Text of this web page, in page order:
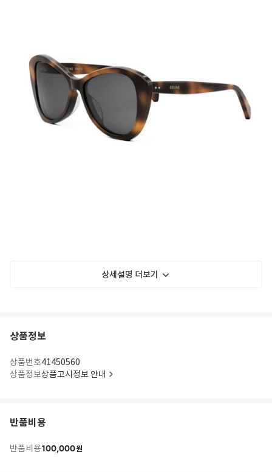
상세설명 더보기
상품정보
상품번호41450560
상품정보상품고시정보 안내
반품비용
반품비용100,000원